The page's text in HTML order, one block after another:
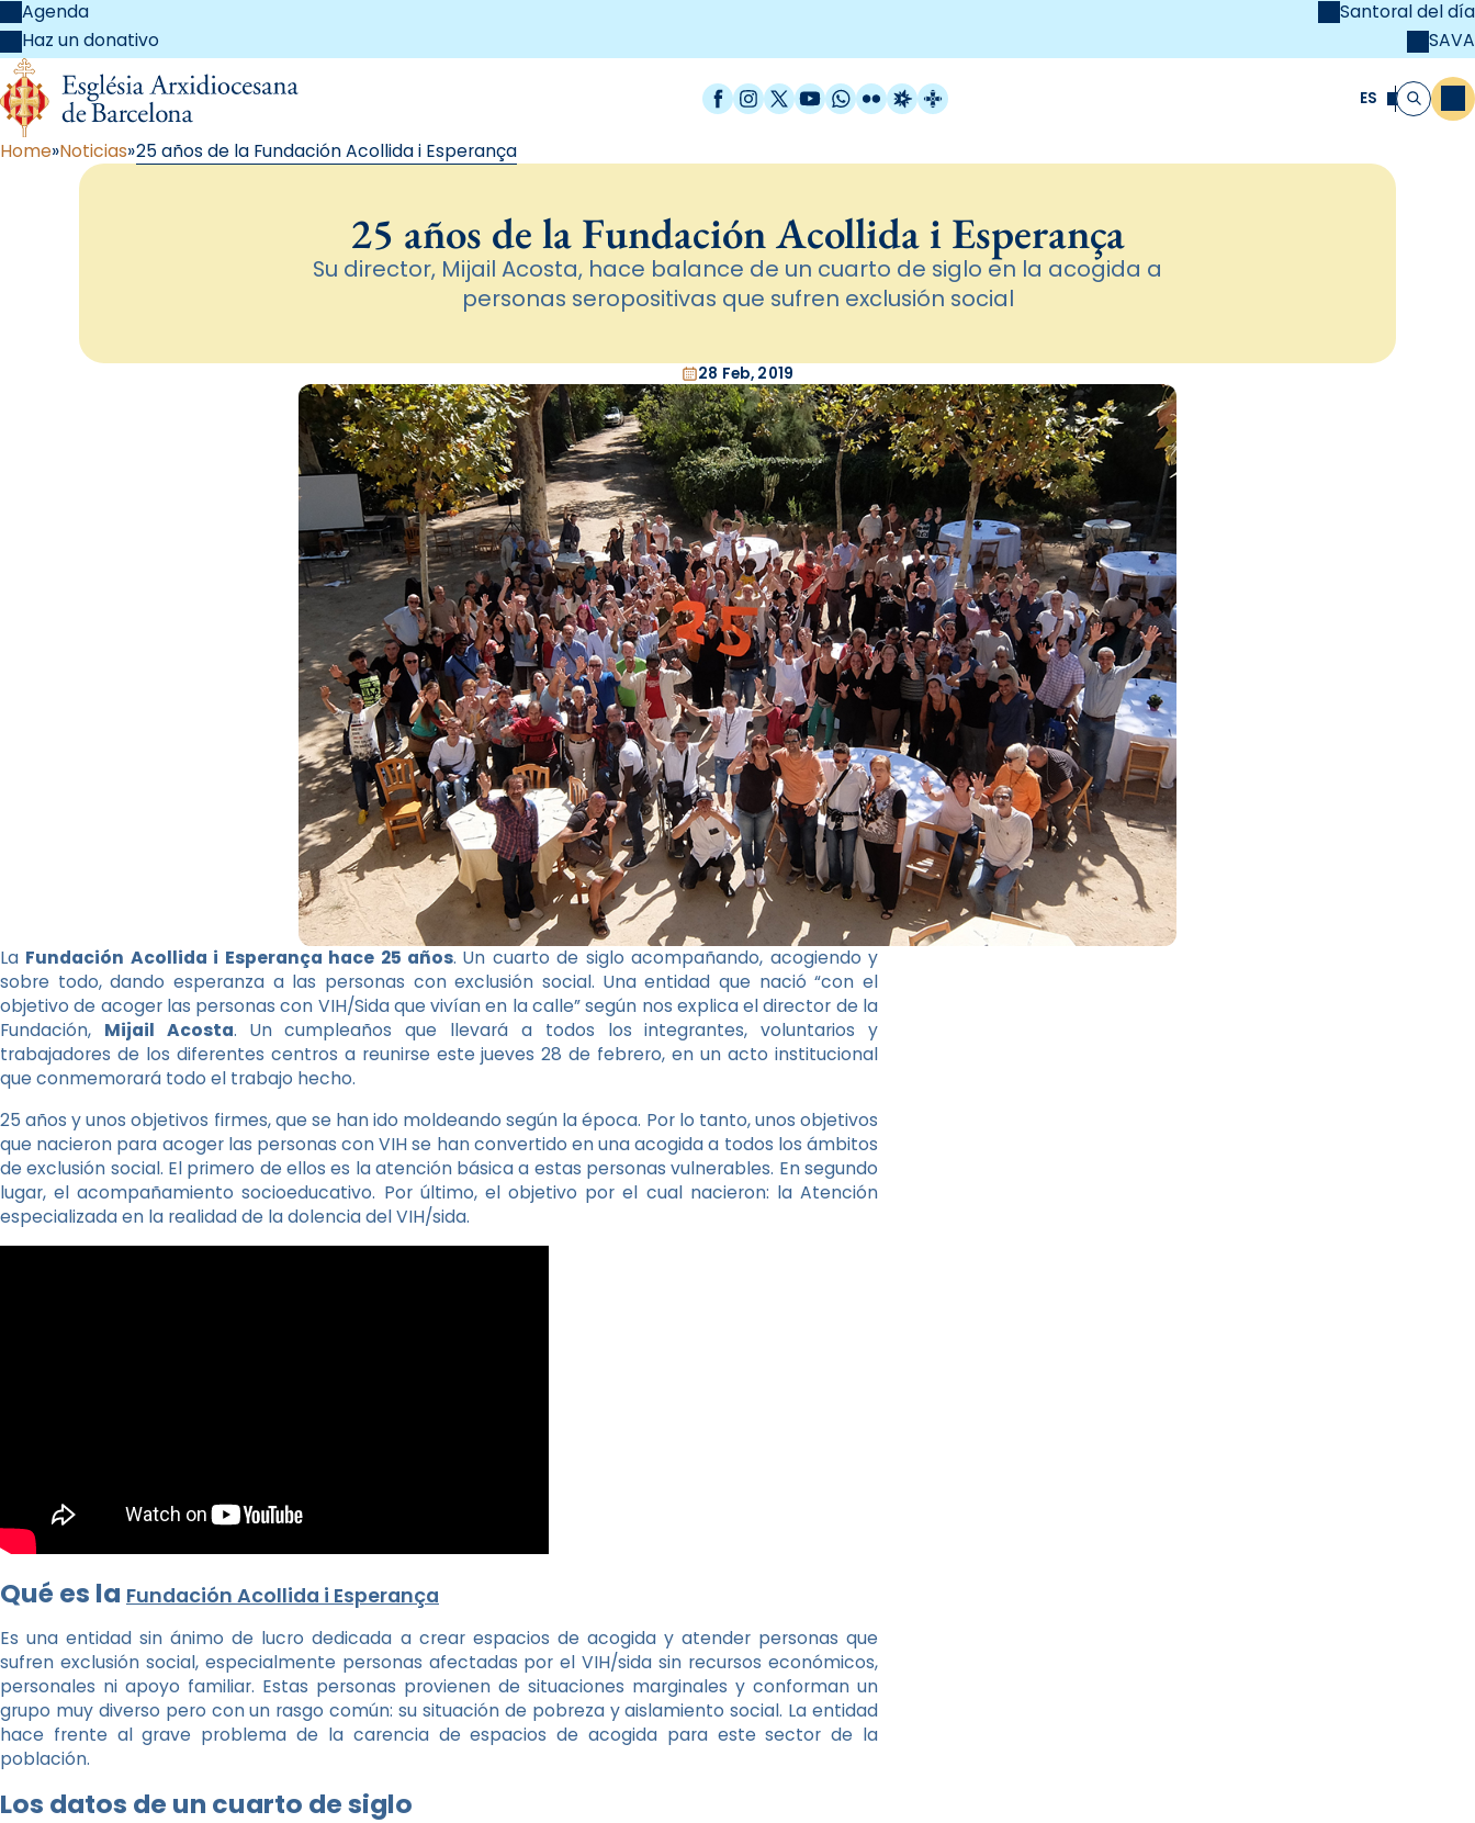
Agenda
Haz un donativo
Santoral del día
SAVA
Facebook
Instagram
X / Twitter
YouTube
WhatsApp
FlickrRadio Estel
Catalunya Cristiana ES Buscar
Home Noticias 25 años de la Fundación Acollida i Esperança
25 años de la Fundación Acollida i Esperança
Su director, Mijail Acosta, hace balance de un cuarto de siglo en la acogida a
personas seropositivas que sufren exclusión social
28 Feb, 2019
La Fundación Acollida i Esperança hace 25 años. Un cuarto de siglo acompañando, acogiendo y
sobre todo, dando esperanza a las personas con exclusión social. Una entidad que nació “con el
objetivo de acoger las personas con VIH/Sida que vivían en la calle” según nos explica el director de la
Fundación, Mijail Acosta. Un cumpleaños que llevará a todos los integrantes, voluntarios y
trabajadores de los diferentes centros a reunirse este jueves 28 de febrero, en un acto institucional
que conmemorará todo el trabajo hecho.
25 años y unos objetivos firmes, que se han ido moldeando según la época. Por lo tanto, unos objetivos
que nacieron para acoger las personas con VIH se han convertido en una acogida a todos los ámbitos
de exclusión social. El primero de ellos es la atención básica a estas personas vulnerables. En segundo
lugar, el acompañamiento socioeducativo. Por último, el objetivo por el cual nacieron: la Atención
especializada en la realidad de la dolencia del VIH/sida.
Qué es la Fundación Acollida i Esperança
Es una entidad sin ánimo de lucro dedicada a crear espacios de acogida y atender personas que
sufren exclusión social, especialmente personas afectadas por el VIH/sida sin recursos económicos,
personales ni apoyo familiar. Estas personas provienen de situaciones marginales y conforman un
grupo muy diverso pero con un rasgo común: su situación de pobreza y aislamiento social. La entidad
hace frente al grave problema de la carencia de espacios de acogida para este sector de la
población.
Los datos de un cuarto de siglo